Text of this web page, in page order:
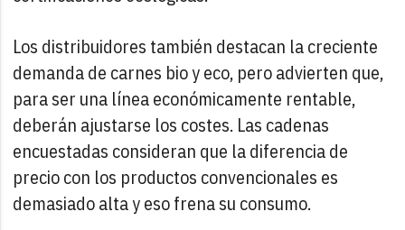
Los distribuidores también destacan la creciente
demanda de carnes bio y eco, pero advierten que,
para ser una línea económicamente rentable,
deberán ajustarse los costes. Las cadenas
encuestadas consideran que la diferencia de
precio con los productos convencionales es
demasiado alta y eso frena su consumo.